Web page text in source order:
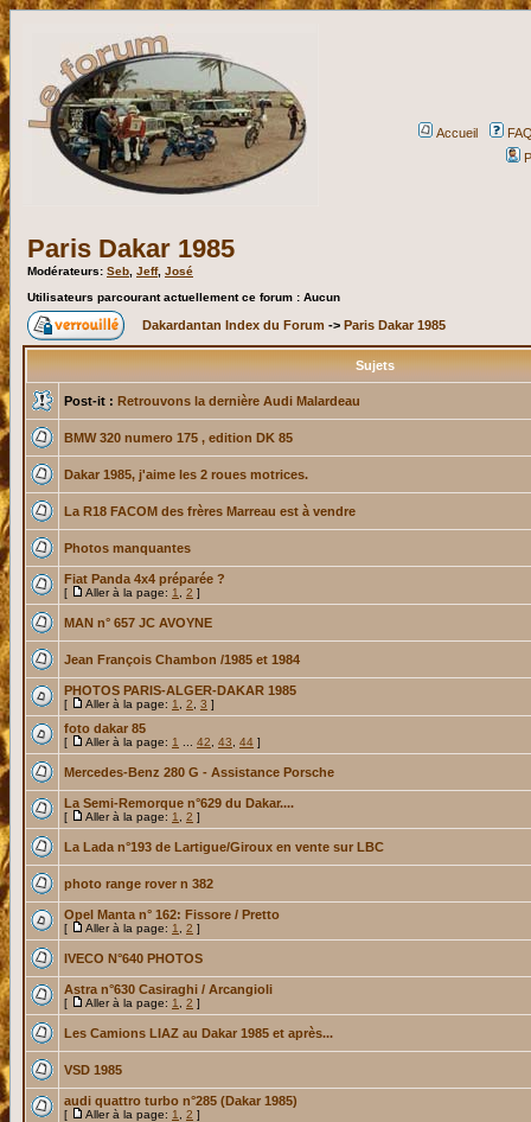
Accueil
Paris Dakar 1985
Modérateurs: Seb Jeff, José
Utilisateurs parcourant actuellement ce forum : Aucun
Dakardantan Index du Forum -> Paris Dakar 1985
Sujets
Post-it : Retrouvons la dernière Audi Malardeau
BMW 320 numero 175 , edition DK 85
Dakar 1985, j'aime les 2 roues motrices.
La R18 FACOM des frères Marreau est à vendre
Photos manquantes
Fiat Panda 4x4 préparée ?
[ Aller à la page: 1 2 ]
MAN n° 657 JC AVOYNE
Jean François Chambon /1985 et 1984
PHOTOS PARIS-ALGER-DAKAR 1985
[ Aller à la page: 1 2 3 ]
foto dakar 85
[ Aller à la page: 1 42 43 44 ]
Mercedes-Benz 280 G - Assistance Porsche
La Semi-Remorque n°629 du Dakar....
[ Aller à la page: 1 2 ]
La Lada n°193 de Lartigue/Giroux en vente sur LBC
photo range rover n 382
Opel Manta n° 162: Fissore / Pretto
[ Aller à la page: 1 2 ]
IVECO N°640 PHOTOS
Astra n°630 Casiraghi / Arcangioli
[ Aller à la page: 1 2 ]
Les Camions LIAZ au Dakar 1985 et après...
VSD 1985
audi quattro turbo n°285 (Dakar 1985)
[ Aller à la page: 1 2 ]